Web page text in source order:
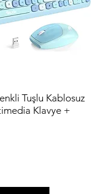
Bakış
Tuşlu Kablosuz
Klavye +